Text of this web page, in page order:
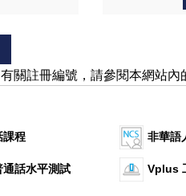
關註冊編號，請參閱本網站內
課程 非華語
通話水平測試 Vplus